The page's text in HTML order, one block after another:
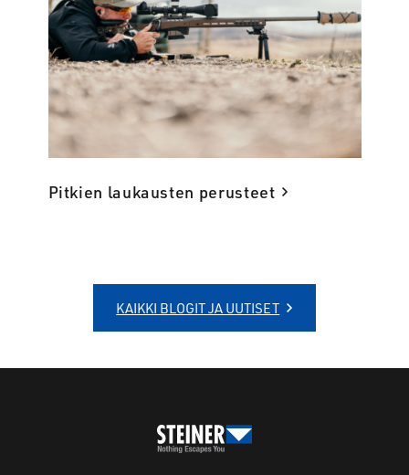
Pitkien laukausten perusteet
KAIKKI BLOGIT JA UUTISET